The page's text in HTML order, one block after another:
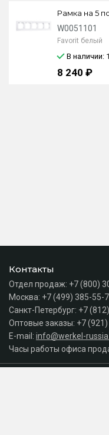
Рамка на 5
W0051101
Favorit белый
В наличии:
8 240 ₽
Контакты
Отдел продаж: +7 (800)
Москва: +7 (499) 385-55-
Санкт-Петербург: +7
Оптовые заказы: +7
E-mail: info@werkel-
Часы работы офиса